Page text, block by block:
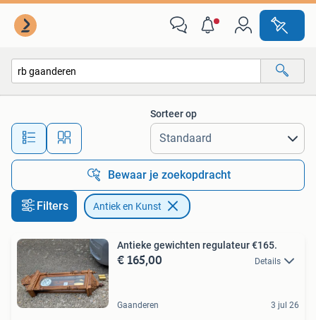
Alle afstanden…
Sorteer op
Bewaar je zoekopdracht
Filters Antiek en Kunst
Antieke gewichten regulateur €165.
€ 165,00 Details
Gaanderen 3 jul 26